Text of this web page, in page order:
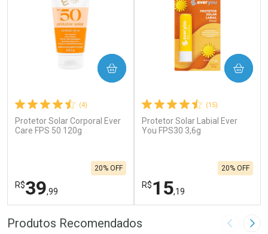
(4)
Protetor Solar Corporal Ever
Care FPS 50 120g
R$39,99
20% OFF
COMPRAR
FECHAR
FECHAR
(15)
Protetor Solar Labial Ever
You FPS30 3,6g
R$15,19
20% OFF
COMPRAR
Produtos Recomendados Imagem